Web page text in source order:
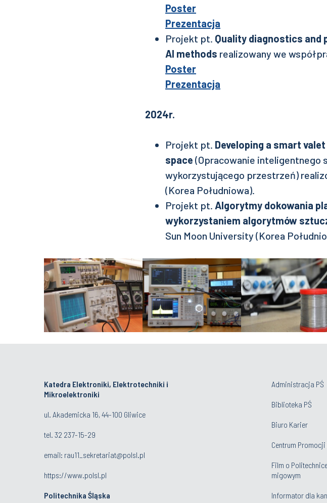
Poster
Prezentacja
Projekt pt. Quality diagnostics and
AI methods realizowany we
Poster
Prezentacja
2024r.
Projekt pt. Developing a smart
space (Opracowanie inteligentnego
wykorzystującego przestrzeń)
(Korea Południowa).
Projekt pt. Algorytmy dokowania
wykorzystaniem algorytmów
Sun Moon University (Korea
Katedra Elektroniki, Elektrotechniki i
Mikroelektroniki
ul. Akademicka 16, 44-100 Gliwice
tel. 32 237-15-29
email: rau11_sekretariat@polsl.pl
https://www.polsl.pl
Politechnika Śląska
Administracja PŚ
Biblioteka PŚ
Biuro Karier
Centrum
Film o
migowym
Informator dla